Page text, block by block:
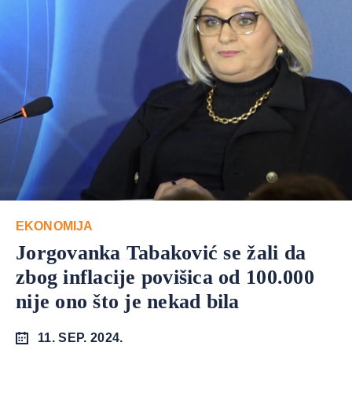
EKONOMIJA
Jorgovanka Tabaković se žali da
zbog inflacije povišica od 100.000
nije ono što je nekad bila
11. SEP. 2024.